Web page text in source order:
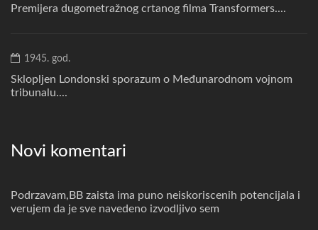
Premijera dugometražnog crtanog filma Transformers....
1945. god.
Sklopljen Londonski sporazum o Međunarodnom vojnom
tribunalu....
Novi komentari
Podrzavam,BB zaista ima puno neiskoriscenih potencijala i
verujem da je sve navedeno izvodljivo sem